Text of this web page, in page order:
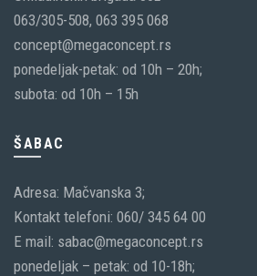
063/305-508, 063 395 068
concept@megaconcept.rs
ponedeljak-petak: od 10h – 20h;
subota: od 10h – 15h
ŠABAC
Adresa: Mačvanska 3;
Kontakt telefoni: 060/ 345 64 00
E mail: sabac@megaconcept.rs
ponedeljak – petak: od 10-18h;